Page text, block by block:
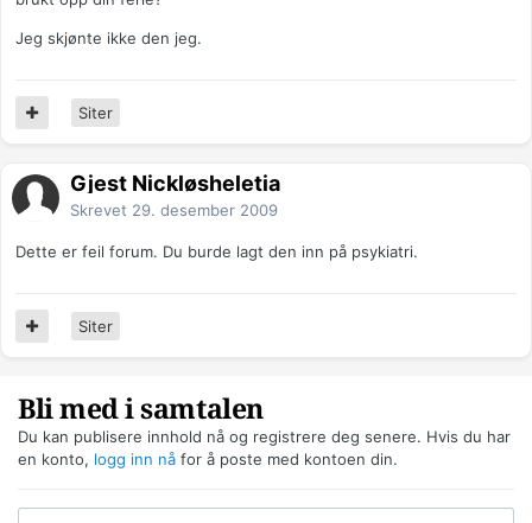
Jeg skjønte ikke den jeg.
Siter
Gjest Nickløsheletia
Skrevet 29. desember 2009
Dette er feil forum. Du burde lagt den inn på psykiatri.
Siter
Bli med i samtalen
Du kan publisere innhold nå og registrere deg senere. Hvis du har
en konto, logg inn nå for å poste med kontoen din.